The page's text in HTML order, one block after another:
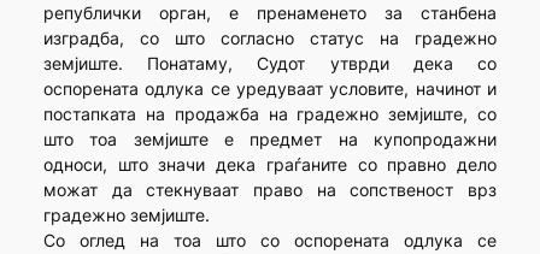
републички орган, е пренаменето за станбена
изградба, со што согласно статус на градежно
земјиште. Понатаму, Судот утврди дека со
оспорената одлука се уредуваат условите, начинот и
постапката на продажба на градежно земјиште, со
што тоа земјиште е предмет на купопродажни
односи, што значи дека граѓаните со правно дело
можат да стекнуваат право на сопственост врз
градежно земјиште.
Со оглед на тоа што со оспорената одлука се